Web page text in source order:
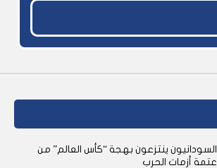
السودانيون ينتزعون بهجة “كأس العالم” من
عتمة أزمات الحرب